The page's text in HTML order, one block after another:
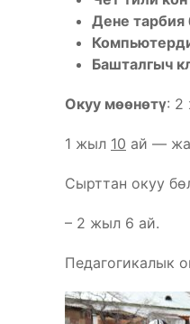
Дене тарбия
Башталгыч
Окуу мөөнөтү: 2
1 жыл 10 ай —
Сырттан окуу
– 2 жыл 6 ай.
Педагогикалык